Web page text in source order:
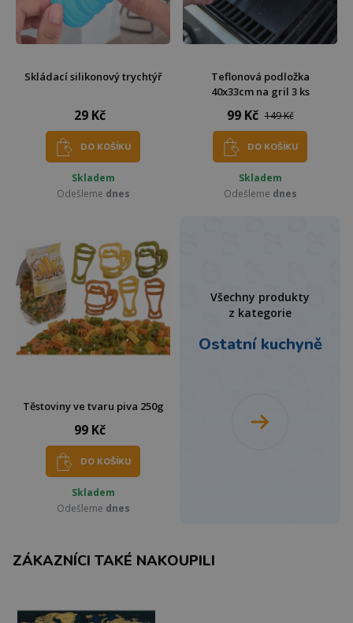
Skládací silikonový trychtýř
29 Kč
DO KOŠÍKU
Skladem
Odešleme dnes
Teflonová podložka
40x33cm na gril 3 ks
99 Kč 149 Kč
DO KOŠÍKU
Skladem
Odešleme dnes
Těstoviny ve tvaru piva 250g
99 Kč
DO KOŠÍKU
Skladem
Odešleme dnes
Všechny produkty
z kategorie
Ostatní kuchyně
ZÁKAZNÍCI TAKÉ NAKOUPILI